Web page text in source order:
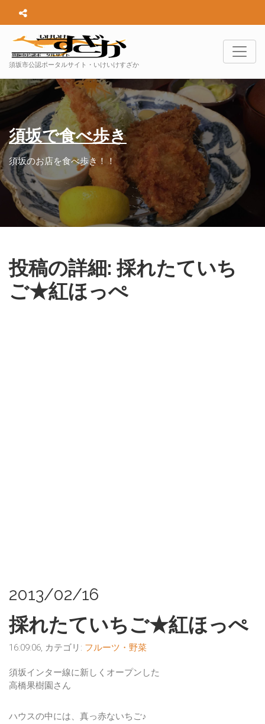
須坂市公認ポータルサイト・いけいけすざか
須坂で食べ歩き
須坂のお店を食べ歩き！！
投稿の詳細: 採れたていち
ご★紅ほっぺ
2013/02/16
採れたていちご★紅ほっぺ
16:09:06, カテゴリ: フルーツ・野菜
須坂インター線に新しくオープンした
高橋果樹園 さん
ハウスの中には、真っ赤ないちご♪